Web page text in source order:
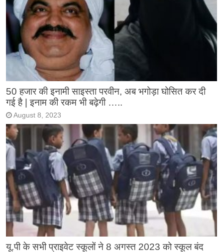
50 हजार की इनामी साइस्ता परवीन, अब भगोड़ा घोसित कर दी
गई है | इनाम की रकम भी बढ़ेगी …..
August 8, 2023
यू.पी के सभी प्राइवेट स्कूलों ने 8 अगस्त 2023 को स्कूल बंद